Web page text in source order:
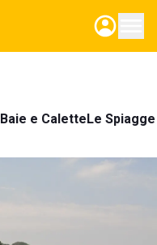
Baie e CaletteLe